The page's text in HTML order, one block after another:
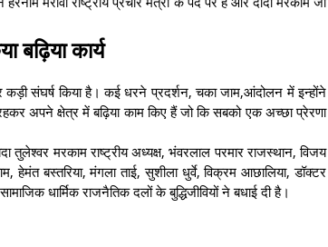
कार्य
कड़ी संघर्ष किया है। कई धरने प्रदर्शन, चका जाम,आंदोलन में इन्होंने
अपने क्षेत्र में बढ़िया काम किए हैं जो कि सबको एक अच्छा प्रेरणा
तुलेश्वर मरकाम राष्ट्रीय अध्यक्ष, भंवरलाल परमार राजस्थान, विजय
बस्तरिया, मंगला ताई, सुशीला धुर्वे, विक्रम आछालिया, डॉक्टर
धार्मिक राजनैतिक दलों के बुद्धिजीवियों ने बधाई दी है।